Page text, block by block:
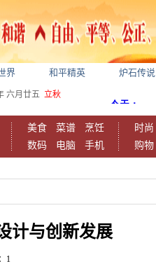
界 和平精英 炉石传说
六月廿五 立秋
美食 菜谱
烹饪
数码
电脑 手机
时尚
购物
计与创新发展
1